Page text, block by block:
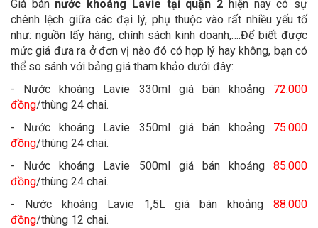
Giá bán nước khoáng Lavie tại quận 2 hiện nay có sự
chênh lệch giữa các đại lý, phụ thuộc vào rất nhiều yếu tố
như: nguồn lấy hàng, chính sách kinh doanh,….Để biết được
mức giá đưa ra ở đơn vị nào đó có hợp lý hay không, bạn có
thể so sánh với bảng giá tham khảo dưới đây:
- Nước khoáng Lavie 330ml giá bán khoảng 72.000
đồng/thùng 24 chai.
- Nước khoáng Lavie 350ml giá bán khoảng 75.000
đồng/thùng 24 chai.
- Nước khoáng Lavie 500ml giá bán khoảng 85.000
đồng/thùng 24 chai.
- Nước khoáng Lavie 1,5L giá bán khoảng 88.000
đồng/thùng 12 chai.